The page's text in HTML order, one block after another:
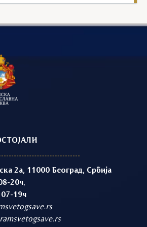
2а, 11000 Београд, Србија
20ч,
07-19ч